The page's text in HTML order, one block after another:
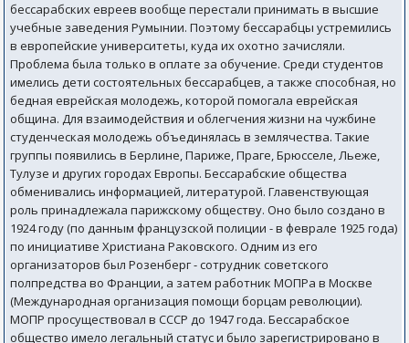
бессарабских евреев вообще перестали принимать в высшие
учебные заведения Румынии. Поэтому бессарабцы устремились
в европейские университеты, куда их охотно зачисляли.
Проблема была только в оплате за обучение. Среди студентов
имелись дети состоятельных бессарабцев, а также способная, но
бедная еврейская молодежь, которой помогала еврейская
община. Для взаимодействия и облегчения жизни на чужбине
студенческая молодежь объединялась в землячества. Такие
группы появились в Берлине, Париже, Праге, Брюсселе, Льеже,
Тулузе и других городах Европы. Бессарабские общества
обменивались информацией, литературой. Главенствующая
роль принадлежала парижскому обществу. Оно было создано в
1924 году (по данным французской полиции - в феврале 1925 года)
по инициативе Христиана Раковского. Одним из его
организаторов был Розенберг - сотрудник советского
полпредства во Франции, а затем работник МОПРа в Москве
(Международная организация помощи борцам революции).
МОПР просуществовал в СССР до 1947 года. Бессарабское
общество имело легальный статус и было зарегистрировано в